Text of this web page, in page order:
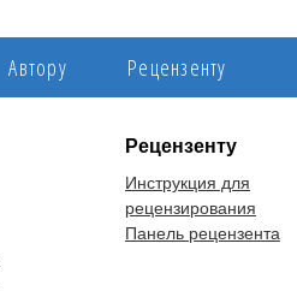
Автору Рецензенту
Рецензенту
Инструкция для
рецензирования
Панель рецензента